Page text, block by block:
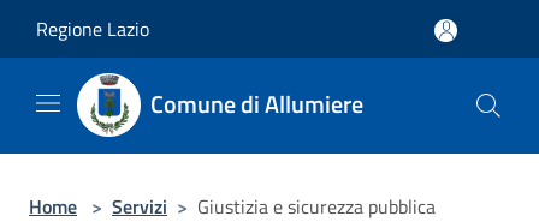
Regione Lazio
Comune di Allumiere
Home > Servizi > Giustizia e sicurezza pubblica